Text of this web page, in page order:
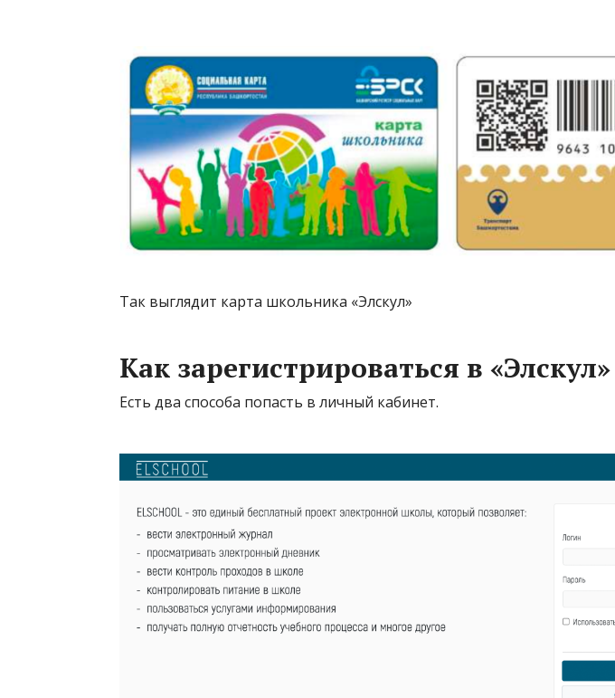
Так выглядит карта школьника «Элскул»
Как зарегистрироваться в «Элскул»
Есть два способа попасть в личный кабинет.